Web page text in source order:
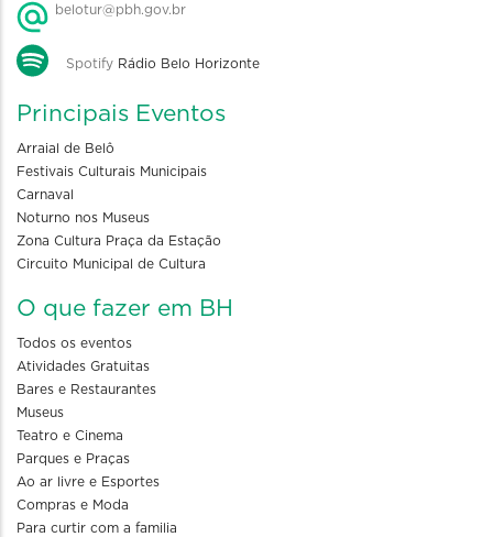
belotur@pbh.gov.br
Spotify Rádio Belo Horizonte
Principais Eventos
Arraial de Belô
Festivais Culturais Municipais
Carnaval
Noturno nos Museus
Zona Cultura Praça da Estação
Circuito Municipal de Cultura
O que fazer em BH
Todos os eventos
Atividades Gratuitas
Bares e Restaurantes
Museus
Teatro e Cinema
Parques e Praças
Ao ar livre e Esportes
Compras e Moda
Para curtir com a familia